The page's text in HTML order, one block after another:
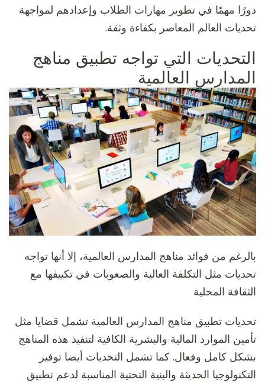
دورًا مهمًا في تطوير مهارات الطلاب وإعدادهم لمواجهة
تحديات العالم المعاصر بكفاءة وثقة.
التحديات التي تواجه تطبيق مناهج
المدارس العالمية
بالرغم من فوائد مناهج المدارس العالمية، إلا أنها تواجه
تحديات مثل التكلفة العالية والصعوبات في تكييفها مع
الثقافة المحلية
تحديات تطبيق مناهج المدارس العالمية تشمل قضايا مثل
تأمين الموارد المالية والبشرية الكافية لتنفيذ هذه المناهج
بشكل كامل وفعال. كما تشمل التحديات أيضا توفير
التكنولوجيا الحديثة والبنية التحتية المناسبة لدعم تطبيق